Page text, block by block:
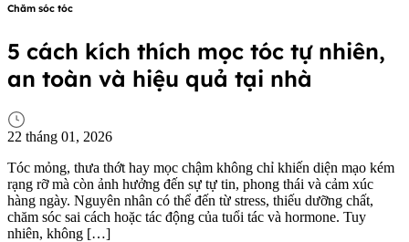
Chăm sóc tóc
5 cách kích thích mọc tóc tự nhiên,
an toàn và hiệu quả tại nhà
22 tháng 01, 2026
Tóc mỏng, thưa thớt hay mọc chậm không chỉ khiến diện mạo kém
rạng rỡ mà còn ảnh hưởng đến sự tự tin, phong thái và cảm xúc
hàng ngày. Nguyên nhân có thể đến từ stress, thiếu dưỡng chất,
chăm sóc sai cách hoặc tác động của tuổi tác và hormone. Tuy
nhiên, không […]